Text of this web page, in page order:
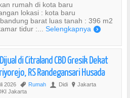
rumah di kota baru
lokasi : kota baru
barat luas tanah : 396 m2
tidur :... Selengkapnya )
di Citraland CBD Gresik Dekat
RS Randegansari Husada
2026 , Rumah U Didi ? Jakarta
Jakarta